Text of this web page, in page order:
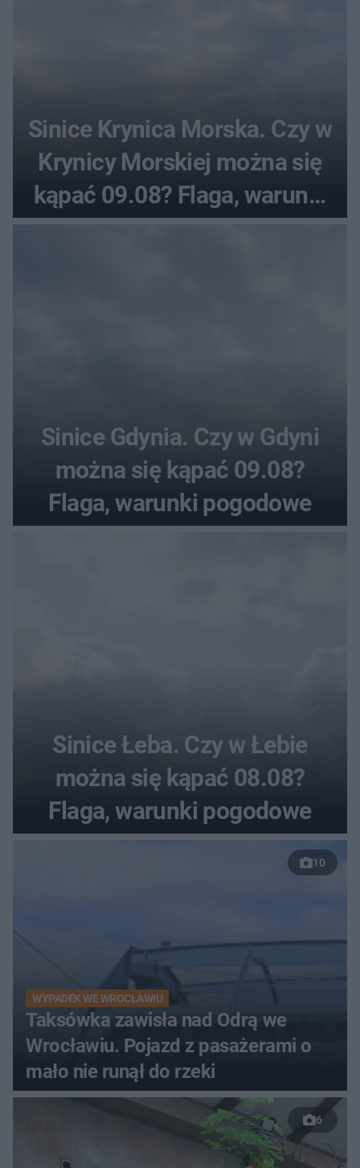
Sinice Krynica Morska. Czy w
Krynicy Morskiej można się
kąpać 09.08? Flaga, warunki
pogodowe
Sinice Gdynia. Czy w Gdyni
można się kąpać 09.08?
Flaga, warunki pogodowe
Sinice Łeba. Czy w Łebie
można się kąpać 08.08?
Flaga, warunki pogodowe
10
WYPADEK WE WROCŁAWIU
Taksówka zawisła nad Odrą we
Wrocławiu. Pojazd z pasażerami o
mało nie runął do rzeki
6